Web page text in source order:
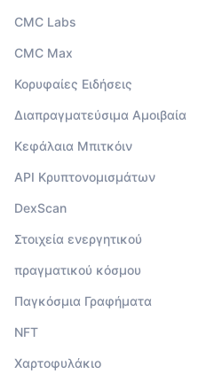
CMC Labs
CMC Max
Κορυφαίες Ειδήσεις
Διαπραγματεύσιμα Αμοιβαία
Κεφάλαια Μπιτκόιν
API Κρυπτονομισμάτων
DexScan
Στοιχεία ενεργητικού
πραγματικού κόσμου
Παγκόσμια Γραφήματα
NFT
Χαρτοφυλάκιο